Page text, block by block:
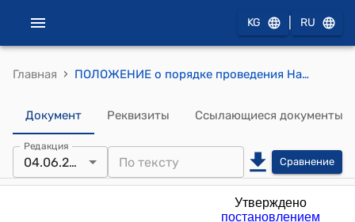
KG RU
Главная › ПОЛОЖЕНИЕ о порядке проведения Национальным банком Кыргызской Республики кредитных аукционов для целей рефинансирования и поддержания ликвидности (утверждено постановлением Правления Национального банка Кыргызской Республики от 27 ноября 2013 года № 45/13)
Документ Реквизиты Ссылающиеся документы
Редакция
04.06.2025 Сравнение